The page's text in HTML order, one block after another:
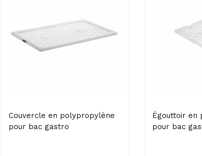
Couvercle en polypropylène
pour bac gastro
Égouttoir en
pour bac